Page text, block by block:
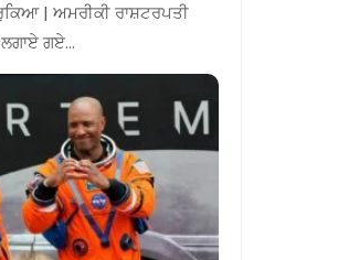
| ਅਮਰੀਕੀ ਰਾਸ਼ਟਰਪਤੀ
ਗਏ…